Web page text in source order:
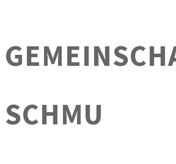
SCHMU